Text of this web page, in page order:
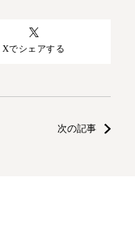
Xでシェアする
次の記事